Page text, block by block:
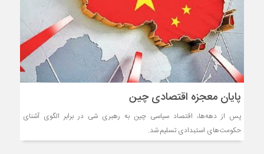
پایان معجزه اقتصادی چین
پس از دهه‌ها، اقتصاد سیاسی چین به رهبری شی در برابر الگوی آشنای
حکومت‌های استبدادی تسلیم شد.